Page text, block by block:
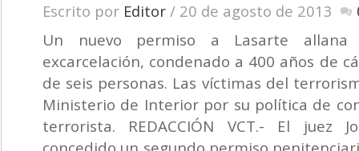
Escrito por Editor / 20 de agosto de 2013
Un nuevo permiso a Lasarte
excarcelación, condenado a 400 años de
de seis personas. Las víctimas del
Ministerio de Interior por su política de
terrorista. REDACCIÓN VCT.- El juez